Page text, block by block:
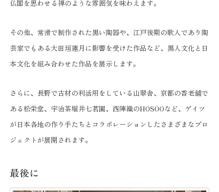
仏閣を思わせる禅のような雰囲気を味わえます。
その他、常滑で制作された黒い陶器や、江戸後期の歌人であり陶
芸家でもある大田垣蓮月に影響を受けた作品など、黒人文化と日
本文化を組み合わせた作品を展示します。
さらに、長野で古材の利活用をしている山翠舎、京都の香老舗で
ある松栄堂、宇治茶堀井七茗園、西陣織のHOSOOなど、ゲイツ
が日本各地の作り手たちとコラボレーションしたさまざまなプロ
ジェクトが展開されます。
最後に